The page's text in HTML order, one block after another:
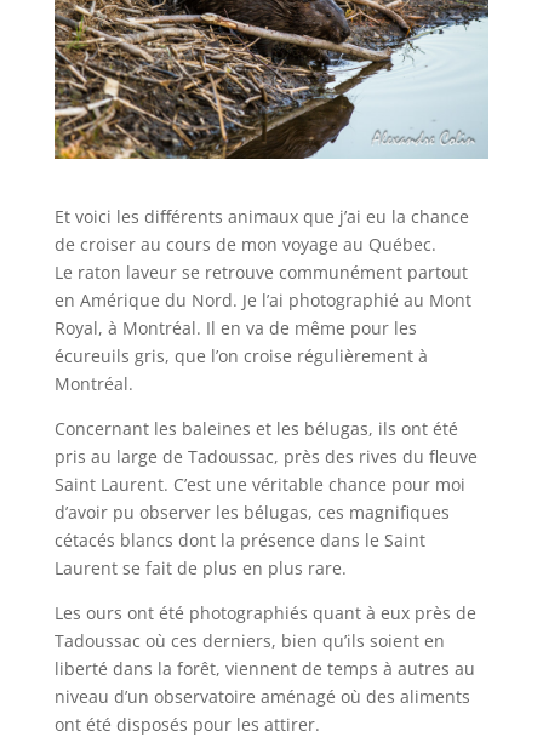
Et voici les différents animaux que j’ai eu la chance
de croiser au cours de mon voyage au Québec.
Le raton laveur se retrouve communément partout
en Amérique du Nord. Je l’ai photographié au Mont
Royal, à Montréal. Il en va de même pour les
écureuils gris, que l’on croise régulièrement à
Montréal.
Concernant les baleines et les bélugas, ils ont été
pris au large de Tadoussac, près des rives du fleuve
Saint Laurent. C’est une véritable chance pour moi
d’avoir pu observer les bélugas, ces magnifiques
cétacés blancs dont la présence dans le Saint
Laurent se fait de plus en plus rare.
Les ours ont été photographiés quant à eux près de
Tadoussac où ces derniers, bien qu’ils soient en
liberté dans la forêt, viennent de temps à autres au
niveau d’un observatoire aménagé où des aliments
ont été disposés pour les attirer.